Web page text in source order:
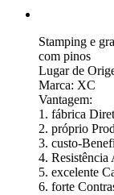
Stamping e
com pinos
Lugar de
Marca: XC
Vantagem:
1. fábrica
2. próprio
3. custo-
4. Resistência
5. excelente
6. forte